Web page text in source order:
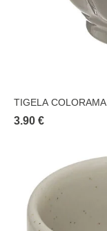
TIGELA
3.90 €